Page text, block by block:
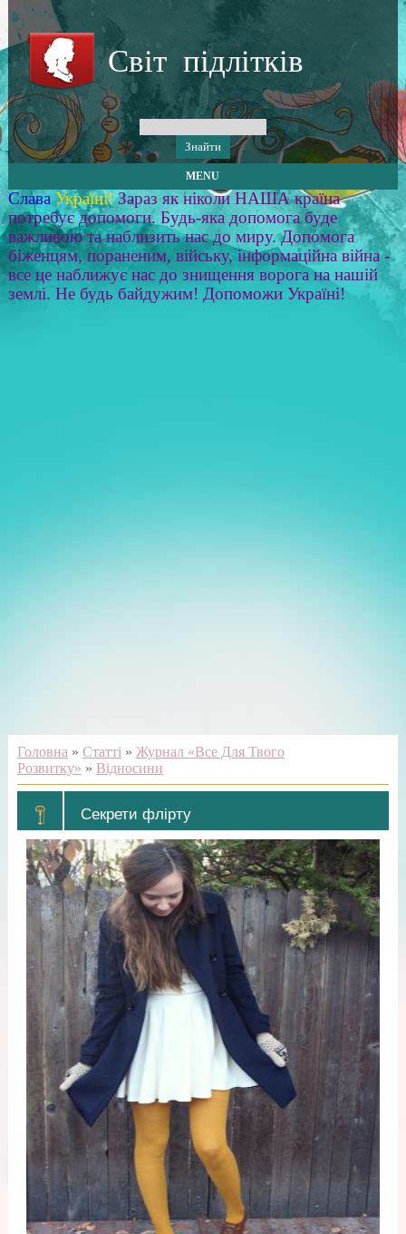
Світ підлітків
MENU
Слава Україні! Зараз як ніколи НАША країна
потребує допомоги. Будь-яка допомога буде
важливою та наблизить нас до миру. Допомога
біженцям, пораненим, війську, інформаційна війна -
все це наближує нас до знищення ворога на нашій
землі. Не будь байдужим! Допоможи Україні!
Головна » Статті » Журнал «Все Для Твого
Розвитку» » Відносини
Секрети флірту